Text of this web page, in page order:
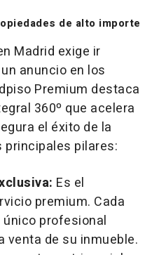
de alto importe
Madrid exige ir
anuncio en los
Premium destaca
360º que acelera
el éxito de la
principales pilares:
Es el
premium. Cada
profesional
venta de su inmueble.